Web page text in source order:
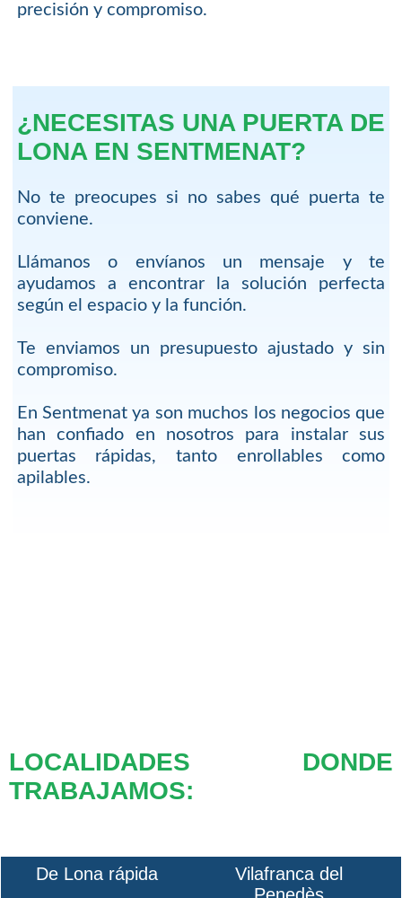
precisión y compromiso.
¿NECESITAS UNA PUERTA DE
LONA EN SENTMENAT?
No te preocupes si no sabes qué puerta te
conviene.
Llámanos o envíanos un mensaje y te
ayudamos a encontrar la solución perfecta
según el espacio y la función.
Te enviamos un presupuesto ajustado y sin
compromiso.
En Sentmenat ya son muchos los negocios que
han confiado en nosotros para instalar sus
puertas rápidas, tanto enrollables como
apilables.
LOCALIDADES DONDE
TRABAJAMOS:
De Lona rápida
Vilafranca del